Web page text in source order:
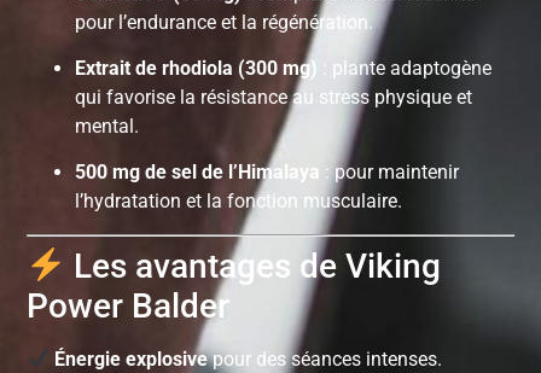
pour l’endurance et la régénération.
Extrait de rhodiola (300 mg)
: plante adaptogène
qui favorise la résistance au stress physique et
mental.
500 mg de sel de l’Himalaya : pour maintenir
l’hydratation et la fonction musculaire.
Les avantages de Viking
Power Balder
Énergie explosivepour des séances intenses.